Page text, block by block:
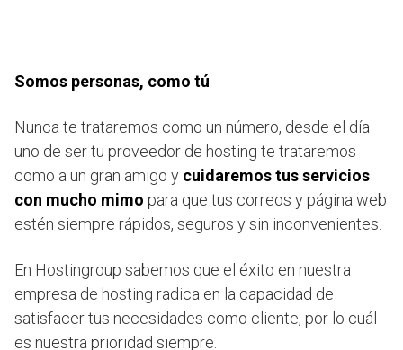
Somos personas, como tú
Nunca te trataremos como un número, desde el día
uno de ser tu proveedor de hosting te trataremos
como a un gran amigo y cuidaremos tus servicios
con mucho mimo para que tus correos y página web
estén siempre rápidos, seguros y sin inconvenientes.
En Hostingroup sabemos que el éxito en nuestra
empresa de hosting radica en la capacidad de
satisfacer tus necesidades como cliente, por lo cuál
es nuestra prioridad siempre.